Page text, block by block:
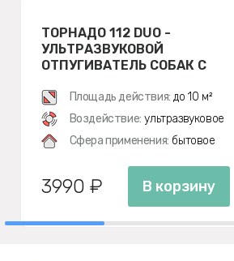
ТОРНАДО 112 DUO -
УЛЬТРАЗВУКОВОЙ
ОТПУГИВАТЕЛЬ СОБАК С
Площадь действия: до 10 м²
Воздействие: ультразвуковое
Сфера применения: бытовое
3990 ₽ В корзину